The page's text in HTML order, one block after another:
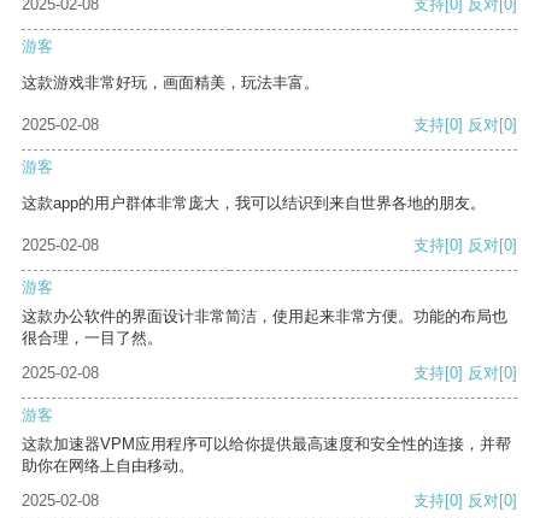
2025-02-08 支持[0] 反对[0]
游客
这款游戏非常好玩，画面精美，玩法丰富。
2025-02-08 支持[0] 反对[0]
游客
这款app的用户群体非常庞大，我可以结识到来自世界各地的朋友。
2025-02-08 支持[0] 反对[0]
游客
这款办公软件的界面设计非常简洁，使用起来非常方便。功能的布局也
很合理，一目了然。
2025-02-08
支持[0] 反对[0]
游客
这款加速器VPM应用程序可以给你提供最高速度和安全性的连接，并帮
助你在网络上自由移动。
2025-02-08
支持[0] 反对[0]